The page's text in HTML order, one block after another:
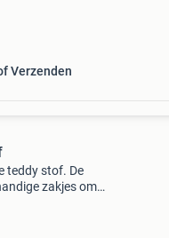
Verzenden
teddy stof. De
zakjes om